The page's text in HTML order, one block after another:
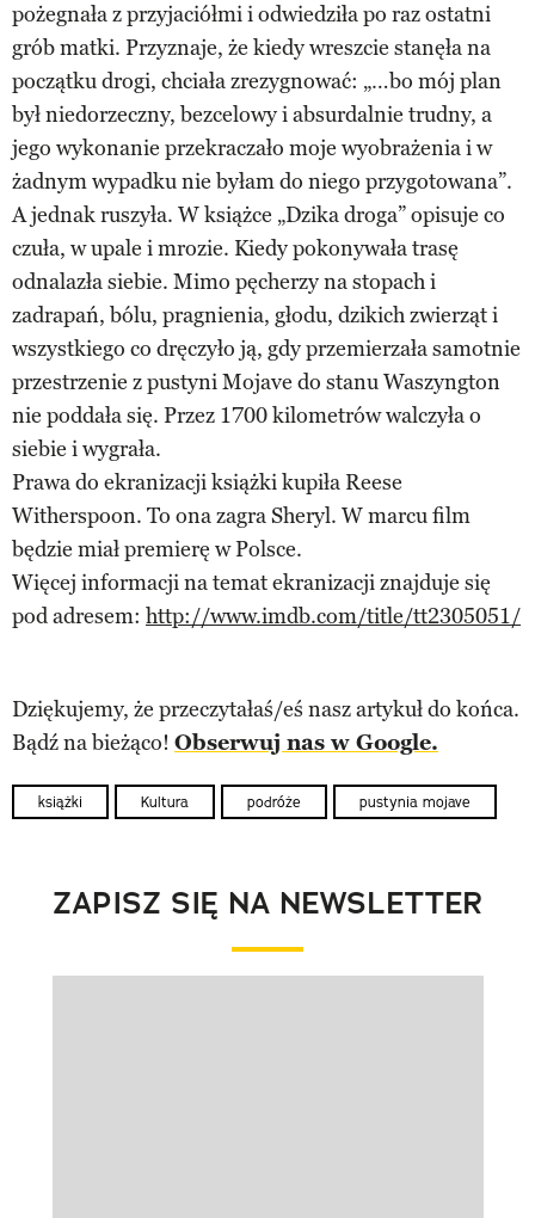
pożegnała z przyjaciółmi i odwiedziła po raz ostatni
grób matki. Przyznaje, że kiedy wreszcie stanęła na
początku drogi, chciała zrezygnować: „…bo mój plan
był niedorzeczny, bezcelowy i absurdalnie trudny, a
jego wykonanie przekraczało moje wyobrażenia i w
żadnym wypadku nie byłam do niego przygotowana”.
A jednak ruszyła. W książce „Dzika droga” opisuje co
czuła, w upale i mrozie. Kiedy pokonywała trasę
odnalazła siebie. Mimo pęcherzy na stopach i
zadrapań, bólu, pragnienia, głodu, dzikich zwierząt i
wszystkiego co dręczyło ją, gdy przemierzała samotnie
przestrzenie z pustyni Mojave do stanu Waszyngton
nie poddała się. Przez 1700 kilometrów walczyła o
siebie i wygrała.
Prawa do ekranizacji książki kupiła Reese
Witherspoon. To ona zagra Sheryl. W marcu film
będzie miał premierę w Polsce.
Więcej informacji na temat ekranizacji znajduje się
pod adresem: http://www.imdb.com/title/tt2305051/
Dziękujemy, że przeczytałaś/eś nasz artykuł do końca.
Bądź na bieżąco! Obserwuj nas w Google.
książki Kultura podróże pustynia mojave
ZAPISZ SIĘ NA NEWSLETTER